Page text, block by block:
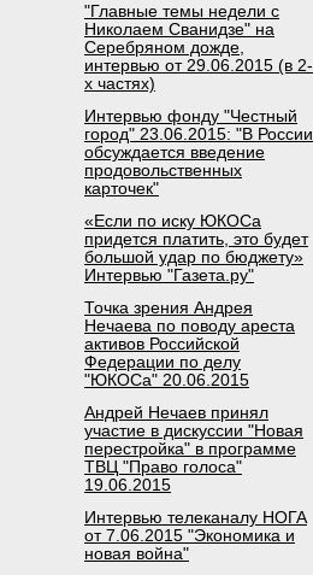
"Главные темы недели с
Николаем Сванидзе" на
Серебряном дожде,
интервью от 29.06.2015 (в 2-
х частях)
Интервью фонду "Честный
город" 23.06.2015: "В России
обсуждается введение
продовольственных
карточек"
«Если по иску ЮКОСа
придется платить, это будет
большой удар по бюджету»
Интервью "Газета.ру"
Точка зрения Андрея
Нечаева по поводу ареста
активов Российской
Федерации по делу
"ЮКОСа" 20.06.2015
Андрей Нечаев принял
участие в дискуссии "Новая
перестройка" в программе
ТВЦ "Право голоса"
19.06.2015
Интервью телеканалу НОГА
от 7.06.2015 "Экономика и
новая война"